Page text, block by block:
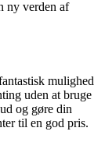
ny verden af
mulighed
uden at bruge
og gøre din
til en god pris.